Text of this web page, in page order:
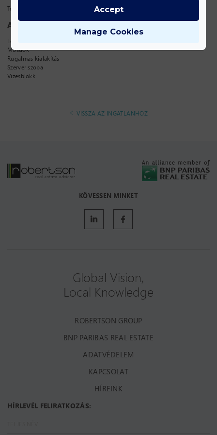
Teakonyha
AZ EGYSÉGRE VONATKOZÓ TECHNIKAI JELLEMZŐK:
Légkondicionáló
Mosdók
Rugalmas kialakítás
Szerver szoba
Vizesblokk
VISSZA AZ INGATLANHOZ
KÖVESSEN MINKET
Global Vision,
Local Knowledge
ROBERTSON GROUP
BNP PARIBAS REAL ESTATE
ADATVÉDELEM
KAPCSOLAT
HÍREINK
HÍRLEVÉL FELIRATKOZÁS:
Manage Cookies
Accept